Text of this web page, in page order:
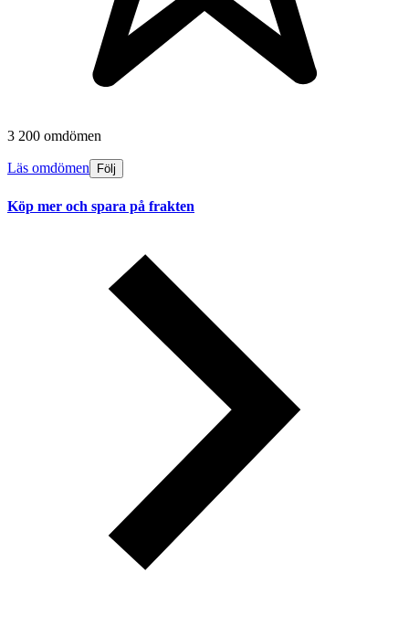
3 200 omdömen
Läs omdömen Följ
Köp mer och spara på frakten